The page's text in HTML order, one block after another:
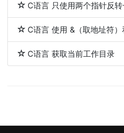
C语言 只使用两个指针反
C语言 使用 &（取地址符）
C语言 获取当前工作目录